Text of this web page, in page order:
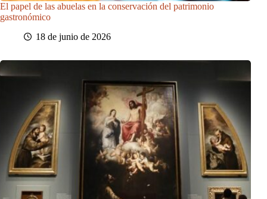
El papel de las abuelas en la conservación del patrimonio
gastronómico
18 de junio de 2026